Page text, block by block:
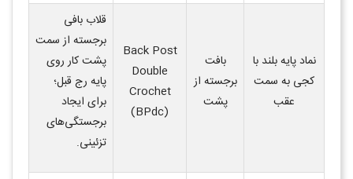
نماد پایه بلند با
کجی به سمت
عقب
بافت
برجسته از
پشت
Back Post
Double
Crochet
(BPdc)
قلاب بافی
برجسته از سمت
پشت کار روی
پایه رج قبل؛
برای ایجاد
برجستگی‌های
تزئینی.